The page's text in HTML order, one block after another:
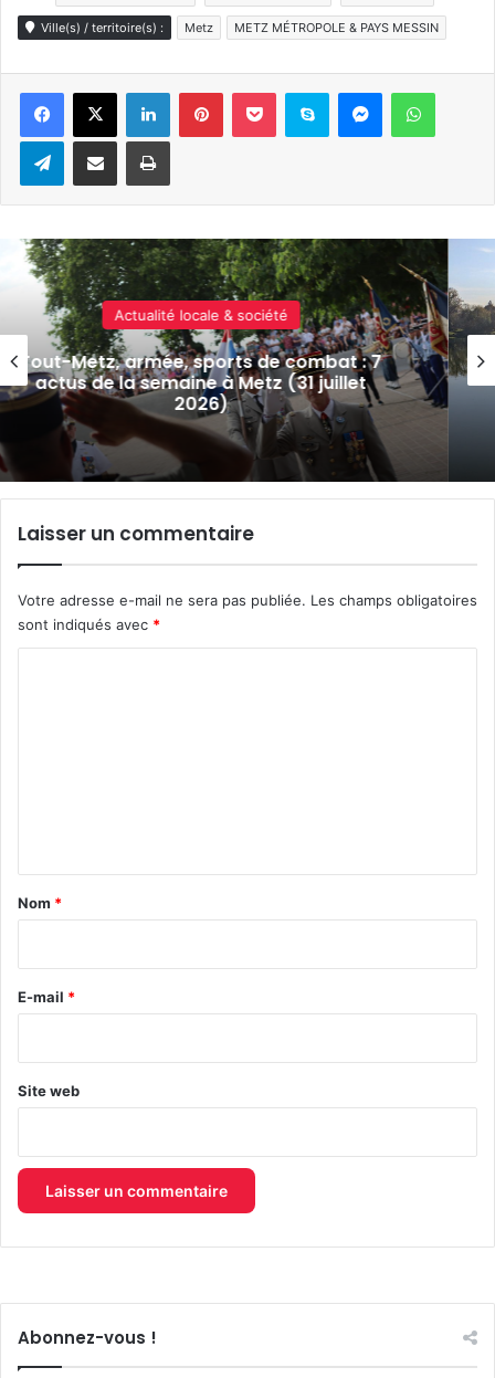
Ville(s) / territoire(s) : Metz METZ MÉTROPOLE & PAYS MESSIN
LinkedinPinterestPocket Skype Messenger
TelegramPartager par e-mail Imprimer
Sports & loisirs
Trail de la Ballastière 2026 à
Hagondange : date, parcours,
inscriptions
Laisser un commentaire
Votre adresse e-mail ne sera pas publiée. Les champs obligatoires
sont indiqués avec *
a
e
Nom *
E-mail *
Site web
Abonnez-vous !